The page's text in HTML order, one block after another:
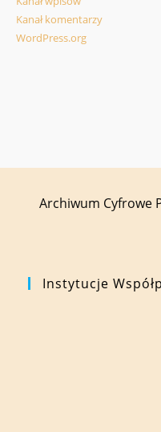
Kanał komentarzy
WordPress.org
Archiwum Cyfrowe
Instytucje